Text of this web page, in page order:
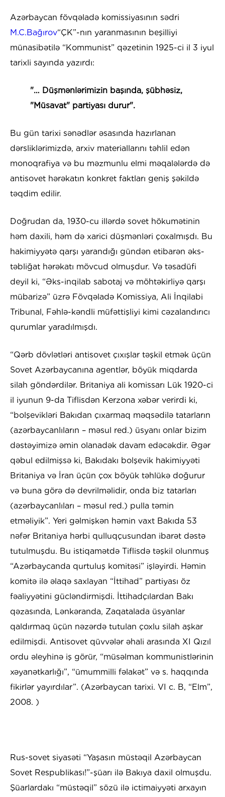
Azərbaycan fövqəladə komissiyasının sədri
M.C.Bağırov“ÇK”-nın yaranmasının beşilliyi
münasibətilə “Kommunist” qəzetinin 1925-ci il 3 iyul
tarixli sayında yazırdı:
"… Düşmənlərimizin başında, şübhəsiz,
"Müsavat" partiyası durur".
Bu gün tarixi sənədlər əsasında hazırlanan
dərsliklərimizdə, arxiv materiallarını təhlil edən
monoqrafiya və bu məzmunlu elmi məqalələrdə də
antisovet hərəkatın konkret faktları geniş şəkildə
təqdim edilir.
Doğrudan da, 1930-cu illərdə sovet hökumətinin
həm daxili, həm də xarici düşmənləri çoxalmışdı. Bu
hakimiyyətə qarşı yarandığı gündən etibarən əks-
təbliğat hərəkatı mövcud olmuşdur. Və təsadüfi
deyil ki, “Əks-inqilab sabotaj və möhtəkirliyə qarşı
mübarizə” üzrə Fövqəladə Komissiya, Ali İnqilabi
Tribunal, Fəhlə-kəndli müfəttişliyi kimi cəzalandırıcı
qurumlar yaradılmışdı.
“Qərb dövlətləri antisovet çıxışlar təşkil etmək üçün
Sovet Azərbaycanına agentlər, böyük miqdarda
silah göndərdilər. Britaniya ali komissarı Lük 1920-ci
il iyunun 9-da Tiflisdən Kerzona xəbər verirdi ki,
“bolşevikləri Bakıdan çıxarmaq məqsədilə tatarların
(azərbaycanlıların – məsul red.) üsyanı onlar bizim
dəstəyimizə əmin olanadək davam edəcəkdir. Əgər
qəbul edilmişsə ki, Bakıdakı bolşevik hakimiyyəti
Britaniya və İran üçün çox böyük təhlükə doğurur
və buna görə də devrilməlidir, onda biz tatarları
(azərbaycanlıları – məsul red.) pulla təmin
etməliyik”. Yeri gəlmişkən həmin vaxt Bakıda 53
nəfər Britaniya hərbi qulluqçusundan ibarət dəstə
tutulmuşdu. Bu istiqamətdə Tiflisdə təşkil olunmuş
“Azərbaycanda qurtuluş komitəsi” işləyirdi. Həmin
komitə ilə əlaqə saxlayan “İttihad” partiyası öz
fəaliyyətini gücləndirmişdi. İttihadçılardan Bakı
qəzasında, Lənkəranda, Zaqatalada üsyanlar
qaldırmaq üçün nəzərdə tutulan çoxlu silah aşkar
edilmişdi. Antisovet qüvvələr əhali arasında XI Qızıl
ordu əleyhinə iş görür, “müsəlman kommunistlərinin
xəyanətkarlığı”, “ümummilli fəlakət” və s. haqqında
fikirlər yayırdılar”. (Azərbaycan tarixi. VI c. B, “Elm”,
2008. )
Rus-sovet siyasəti “Yaşasın müstəqil Azərbaycan
Sovet Respublikası!”-şüarı ilə Bakıya daxil olmuşdu.
Şüarlardakı “müstəqil” sözü ilə ictimaiyyəti arxayın